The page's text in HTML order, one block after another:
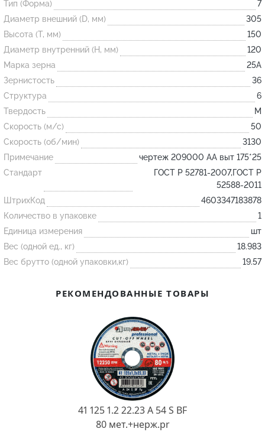
Огнеупорные
изделия
Скачать каталог
Тигель
Муфель
Черпак
Шербер
Трубка
Стержень
Пробка
Подставка
Лодочка
Контакт
Желоб
Тип (Форма)
7
Диаметр внешний (D, мм)
305
Высота (T, мм)
150
Диаметр внутренний (H, мм)
120
Марка зерна
25А
Зернистость
36
Структура
6
Твердость
M
Скорость (м/с)
50
Скорость (об/мин)
3130
Примечание
чертеж 209000 АА выт 175*25
Стандарт
ГОСТ Р 52781-2007,ГОСТ Р
52588-2011
ШтрихКод
4603347183878
Количество в упаковке
1
Единица измерения
шт
Вес (одной ед., кг)
18.983
Вес брутто (одной упаковки,кг)
19.57
РЕКОМЕНДОВАННЫЕ ТОВАРЫ
41 125 1.2 22.23 A 54 S BF
80 мет.+нерж.pr